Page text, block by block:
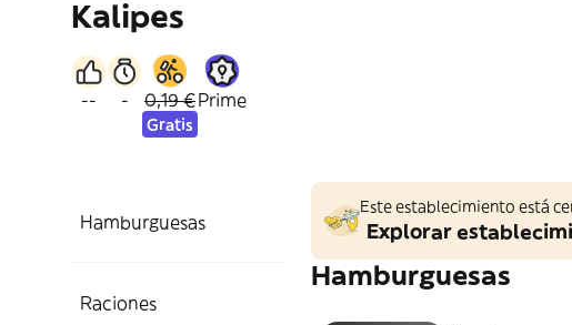
Kalipes
-- - 0,19 €
Gratis
Prime
Hamburguesas
Raciones
Este establecimiento está
Explorar
Hamburguesas